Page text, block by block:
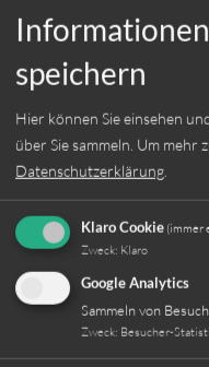
Einsatzort:München
Beschäftigungsart:
Oder rufen Sie
speichern
Hier können Sie einsehen
über Sie sammeln. Um mehr
Datenschutzerklärung.
Klaro Cookie (immer
Zweck: Klaro
Google Analytics
Sammeln von
Zweck: Besucher-